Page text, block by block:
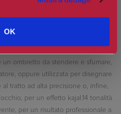
OK
del make-up Collistar, si rinnova con
un ombretto da stendere e sfumare,
oppure utilizzata per disegnare
tratto ad alta precisione o, infine,
per un effetto kajal.14 tonalità
per un risultato professionale a